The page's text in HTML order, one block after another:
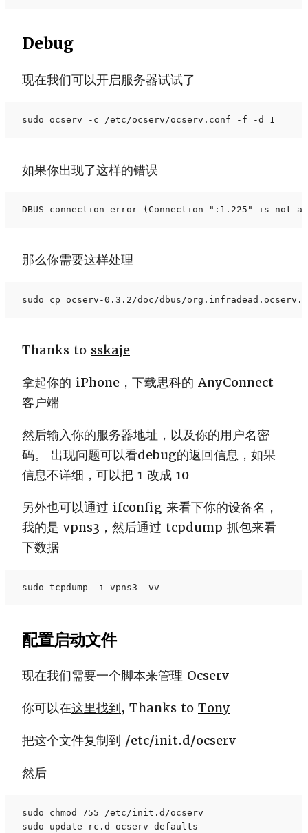
Debug
现在我们可以开启服务器试试了
sudo ocserv -c /etc/ocserv/ocserv.conf -f -d 1
如果你出现了这样的错误
DBUS connection error (Connection ":1.225" is not
那么你需要这样处理
sudo cp ocserv-0.3.2/doc/dbus/
Thanks to sskaje
拿起你的 iPhone，下载思科的 AnyConnect
客户端
然后输入你的服务器地址，以及你的用户名密
码。 出现问题可以看debug的返回信息，如果
信息不详细，可以把 1 改成 10
另外也可以通过 ifconfig 来看下你的设备名，
我的是 vpns3，然后通过 tcpdump 抓包来看
下数据
sudo tcpdump -i vpns3 -vv
配置启动文件
现在我们需要一个脚本来管理 Ocserv
你可以在这里找到, Thanks to Tony
把这个文件复制到 /etc/init.d/ocserv
然后
sudo chmod 755 /etc/init.d/ocserv
sudo update-rc.d ocserv defaults